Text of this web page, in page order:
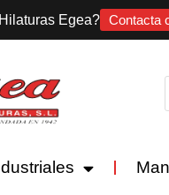
Egea? Contacta